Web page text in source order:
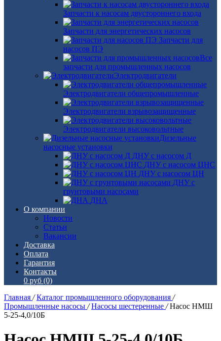
Запчасти к насосам двустороннего входа
Запчасти для энергетических насосов
Запчасти для
насосов ПЭ
Все
запчасти для промышленных насосов
Электродвигатели
Электродвигатели общепромышленные
Электродвигатели взрывозащищенные
Электродвигатели высоковольтные
Дизельные
насосные установки
ДНУ с насосом Д
ДНУ с насосом ЦНС
ДНУ с насосом ЦН
ДНУ с
грунтовыми насосами
ДНА
О компании
Новости
Статьи
Вакансии
Доставка
Оплата
Гарантия
Контакты
0 руб (0)
Главная / Каталог промышленного оборудования /
Промышленные насосы / Насосы шестеренные / Насос НМШ
5-25-4,0/10Б